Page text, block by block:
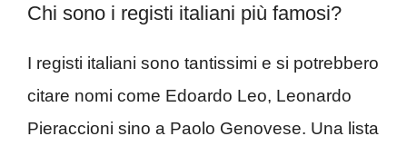
Chi sono i registi italiani più famosi?
I registi italiani sono tantissimi e si potrebbero
citare nomi come Edoardo Leo, Leonardo
Pieraccioni sino a Paolo Genovese. Una lista